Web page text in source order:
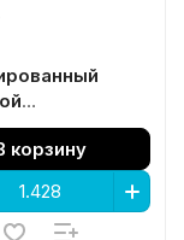
корзину